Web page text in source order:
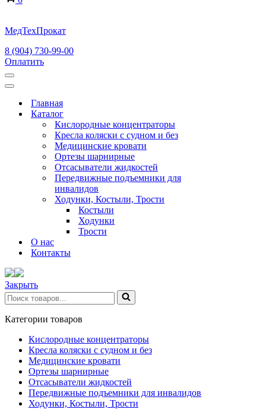
МедТехПрокат
8 (904) 730-99-00
Оплатить
Меню
навигации
Меню
навигацииГлавная
Каталог
Кислородные концентраторы
Кресла коляски с судном и без
Медицинские кровати
Ортезы шарнирные
Отсасыватели жидкостей
Передвижные подъемники для
инвалидов
Ходунки, Костыли, Трости
Костыли
Ходунки
Трости
О нас
Контакты
Закрыть
Искать...
Категории товаров
Кислородные концентраторы
Кресла коляски с судном и без
Медицинские кровати
Ортезы шарнирные
Отсасыватели жидкостей
Передвижные подъемники для инвалидов
Ходунки, Костыли, Трости